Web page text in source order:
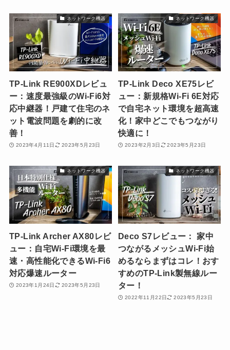
ネットワーク機器
TP-Link RE900XDレビュ
ー：速度最強級のWi-Fi6対
応中継器！戸建て住宅のネ
ット電波問題を劇的に改
善！
2023年4月11日 2023年5月23日
ネットワーク機器
TP-Link Deco XE75レビ
ュー：新規格Wi-Fi 6E対応
で自宅ネット環境を超高速
化！家中どこでもつながり
快適に！
2023年2月3日 2023年5月23日
ネットワーク機器
TP-Link Archer AX80レビ
ュー：自宅Wi-Fi環境を最
速・高性能化できるWi-Fi6
対応爆速ルーター
2023年1月24日 2023年5月23日
ネットワーク機器
Deco S7レビュー： 家中
つながるメッシュWi-Fi始
めるならまずはコレ！おす
すめのTP-Link製無線ルー
ター！
2022年11月22日 2023年5月23日